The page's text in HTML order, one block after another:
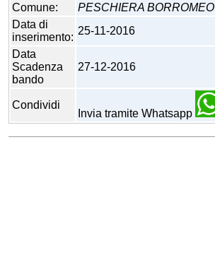
Comune:
PESCHIERA BORROMEO
Data di
inserimento:
25-11-2016
Data
Scadenza
bando
27-12-2016
Condividi
Invia tramite Whatsapp